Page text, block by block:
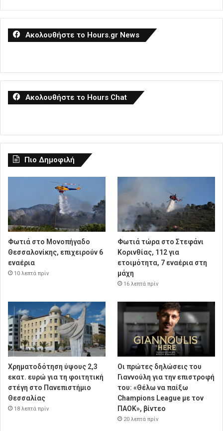
Ακολουθήστε το Hours.gr News
Ακολουθήστε το Hours Chat
Πιο Δημοφιλή
Φωτιά στο Μονοπήγαδο
Θεσσαλονίκης, επιχειρούν 6
εναέρια
10 λεπτά πρίν
Φωτιά τώρα στο Στεφάνι
Κορινθίας, 112 για
ετοιμότητα, 7 εναέρια στη
μάχη
16 λεπτά πρίν
Χρηματοδότηση ύψους 2,3
εκατ. ευρώ για τη φοιτητική
στέγη στο Πανεπιστήμιο
Θεσσαλίας
18 λεπτά πρίν
Οι πρώτες δηλώσεις του
Γιαννούλη για την επιστροφή
του: «Θέλω να παίξω
Champions League με τον
ΠΑΟΚ», βίντεο
20 λεπτά πρίν